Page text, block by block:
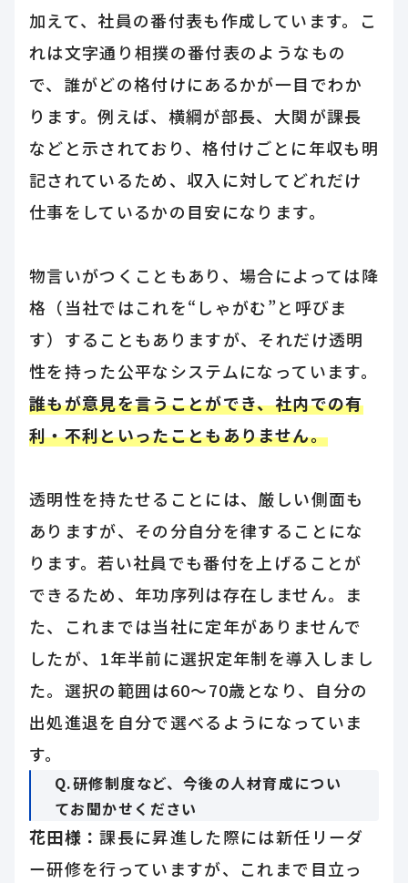
加えて、社員の番付表も作成しています。こ
れは文字通り相撲の番付表のようなもの
で、誰がどの格付けにあるかが一目でわか
ります。例えば、横綱が部長、大関が課長
などと示されており、格付けごとに年収も明
記されているため、収入に対してどれだけ
仕事をしているかの目安になります。
物言いがつくこともあり、場合によっては降
格（当社ではこれを“しゃがむ”と呼びま
す）することもありますが、それだけ透明
性を持った公平なシステムになっています。
誰もが意見を言うことができ、社内での有
利・不利といったこともありません。
透明性を持たせることには、厳しい側面も
ありますが、その分自分を律することにな
ります。若い社員でも番付を上げることが
できるため、年功序列は存在しません。ま
た、これまでは当社に定年がありませんで
したが、1年半前に選択定年制を導入しまし
た。選択の範囲は60〜70歳となり、自分の
出処進退を自分で選べるようになっていま
す。
Q.研修制度など、今後の人材育成につい
てお聞かせください
花田様：課長に昇進した際には新任リーダ
ー研修を行っていますが、これまで目立っ